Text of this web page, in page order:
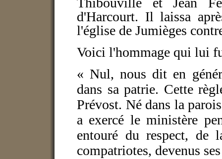
d'Harcourt. Il laissa
l'église de Jumièges
Voici l'hommage qui lui
« Nul, nous dit en
dans sa patrie. Cette
Prévost. Né dans la
a exercé le ministère
entouré du respect, de
compatriotes, devenus